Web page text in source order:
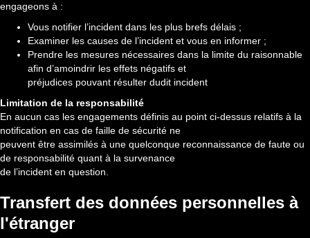
engageons à :
Vous notifier l’incident dans les plus brefs délais ;
Examiner les causes de l’incident et vous en informer ;
Prendre les mesures nécessaires dans la limite du raisonnable
afin d’amoindrir les effets négatifs et
préjudices pouvant résulter dudit incident
Limitation de la responsabilité
En aucun cas les engagements définis au point ci-dessus relatifs à la
notification en cas de faille de sécurité ne
peuvent être assimilés à une quelconque reconnaissance de faute ou
de responsabilité quant à la survenance
de l’incident en question.
Transfert des données personnelles à
l'étranger